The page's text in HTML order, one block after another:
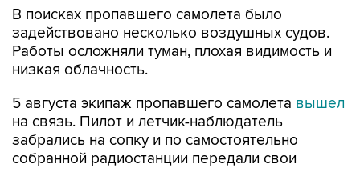
6 августа спасенный экипаж пропавшей Cessna
был эвакуирован в Бодайбо. У мужчин
небольшие ссадины и ушибы, их увезли на
Расследуетсяуголовное дело по ч. 3 ст. 263 УК
РФ (нарушение правил безопасности движения
и эксплуатации воздушного транспорта).